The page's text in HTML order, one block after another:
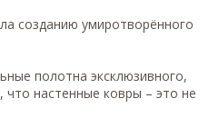
созданию умиротворённого
полотна эксклюзивного,
что настенные ковры – это не